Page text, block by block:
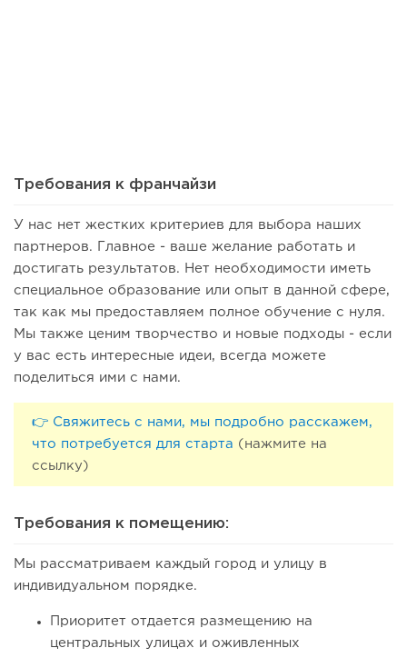
открытия заведения
Требования к франчайзи
У нас нет жестких критериев для выбора наших
партнеров. Главное - ваше желание работать и
достигать результатов. Нет необходимости иметь
специальное образование или опыт в данной сфере,
так как мы предоставляем полное обучение с нуля.
Мы также ценим творчество и новые подходы - если
у вас есть интересные идеи, всегда можете
поделиться ими с нами.
👉 Свяжитесь с нами, мы подробно расскажем,
что потребуется для старта (нажмите на
ссылку)
Требования к помещению:
Мы рассматриваем каждый город и улицу в
индивидуальном порядке.
Приоритет отдается размещению на
центральных улицах и оживленных